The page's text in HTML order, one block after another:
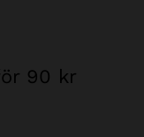
90 kr